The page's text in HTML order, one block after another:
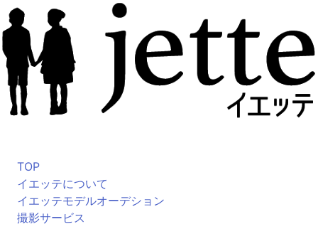
TOP
イエッテについて
イエッテモデルオーデション
撮影サービス